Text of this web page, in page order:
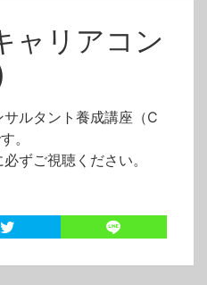
ャリアコン
ルタント養成講座（C
。
ずご視聴ください。